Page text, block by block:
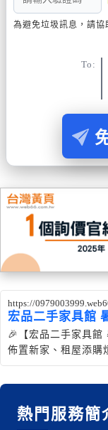
為避免垃圾訊息，請
To:
https://
宏品二手家具館
🎉【宏品二手家具館
佈置新家、租屋添購
生活空間
熱門服務簡